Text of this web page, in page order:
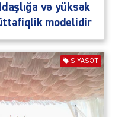
və yüksək
modelidir
SIYASƏT